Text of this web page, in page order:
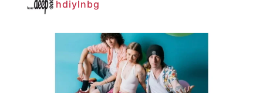
hdiylnbg